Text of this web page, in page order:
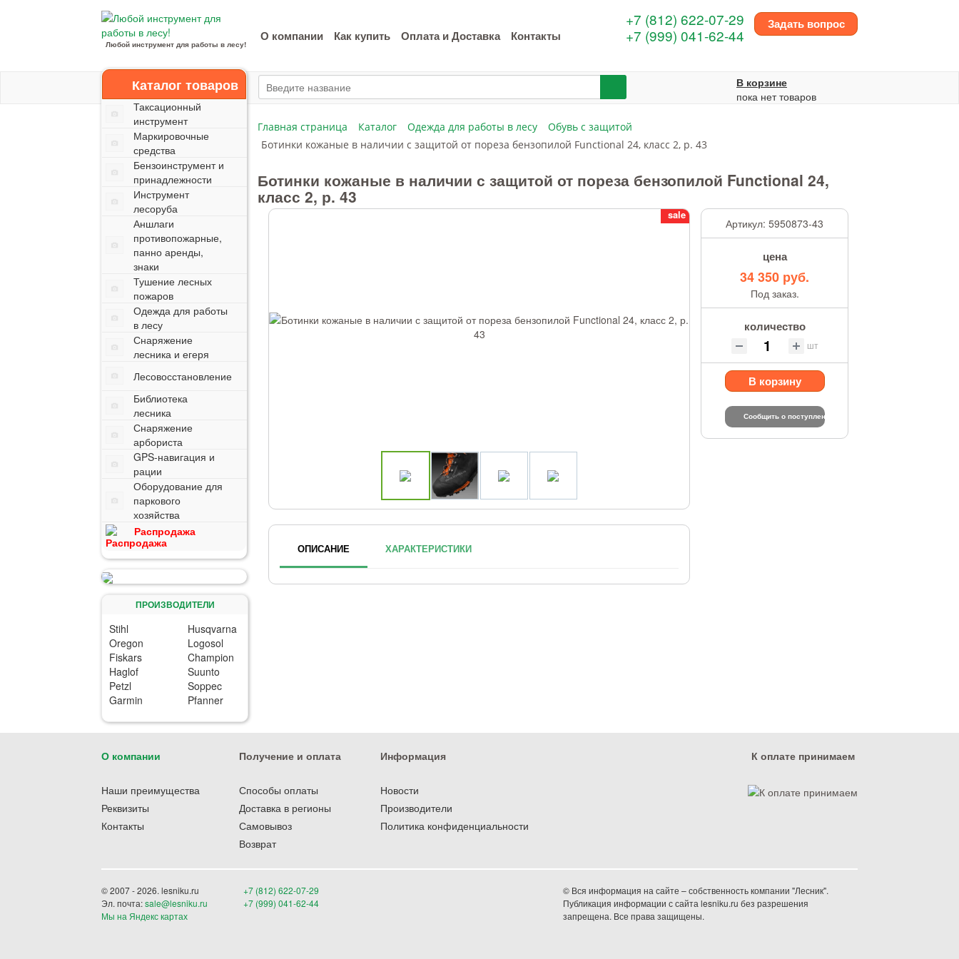
Любой инструмент для работы в лесу!
О компании Как купить Оплата и Доставка Контакты
Задать вопрос
+7 (812) 622-07-29
+7 (999) 041-62-44
В корзине
пока нет товаров
Каталог товаров
Таксационный
инструмент
Маркировочные
средства
Бензоинструмент и
принадлежности
Инструмент
лесоруба
Аншлаги
противопожарные,
панно аренды,
знаки
Тушение лесных
пожаров
Одежда для работы
в лесу
Снаряжение
лесника и егеря
Лесовосстановление
Библиотека
лесника
Снаряжение
арбориста
GPS-навигация и
рации
Оборудование для
паркового
хозяйства
Распродажа
ПРОИЗВОДИТЕЛИ
Stihl
Husqvarna
Oregon
Logosol
Fiskars
Champion
Haglof
Suunto
Petzl
Soppec
Garmin
Pfanner
Главная страница Каталог Одежда для работы в лесу
Обувь с защитой
Ботинки кожаные в наличии с защитой от пореза бензопилой Functional 24, класс 2, р. 43
Ботинки кожаные в наличии с защитой от пореза бензопилой Functional 24,
класс 2, р. 43
sale
Артикул:5950873-43
цена
34 350 руб.
Под заказ.
количество
шт
В корзину
Сообщить о поступлении
ОПИСАНИЕ ХАРАКТЕРИСТИКИ
О компании
Наши преимущества
Реквизиты
Контакты
Получение и оплата
Способы оплаты
Доставка в регионы
Самовывоз
Возврат
Информация
Новости
Производители
Политика конфиденциальности
К оплате принимаем
© 2007 - 2026. lesniku.ru
Эл. почта:sale@lesniku.ru
Мы на Яндекс картах
+7 (812) 622-07-29
+7 (999) 041-62-44
© Вся информация на сайте – собственность компании "Лесник".
Публикация информации с сайта lesniku.ru без разрешения
запрещена. Все права защищены.